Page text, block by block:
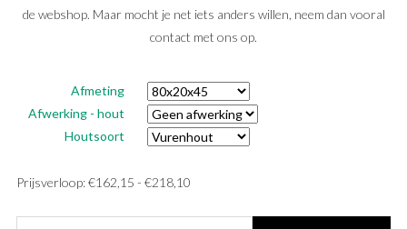
de webshop. Maar mocht je net iets anders willen, neem dan vooral
contact met ons op.
Afmeting
Afwerking - hout
Houtsoort
Prijsverloop:€162,15 - €218,10Prijsklasse: